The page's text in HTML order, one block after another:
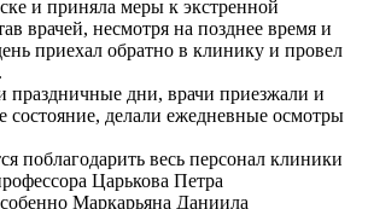
и приняла меры к экстренной
врачей, несмотря на позднее время и
приехал обратно в клинику и провел
праздничные дни, врачи приезжали и
состояние, делали ежедневные осмотры
поблагодарить весь персонал клиники
Царькова Петра
Маркарьяна Даниила